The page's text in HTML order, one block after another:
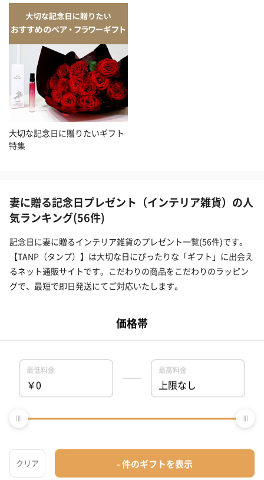
大切な記念日に贈りたいギフト
特集
妻に贈る記念日プレゼント（インテリア雑貨）の人
気ランキング(56件)
記念日に妻に贈るインテリア雑貨のプレゼント一覧(56件)です。
【TANP（タンプ）】は大切な日にぴったりな「ギフト」に出会え
るネット通販サイトです。こだわりの商品をこだわりのラッピン
グで、最短で即日発送にてご対応いたします。